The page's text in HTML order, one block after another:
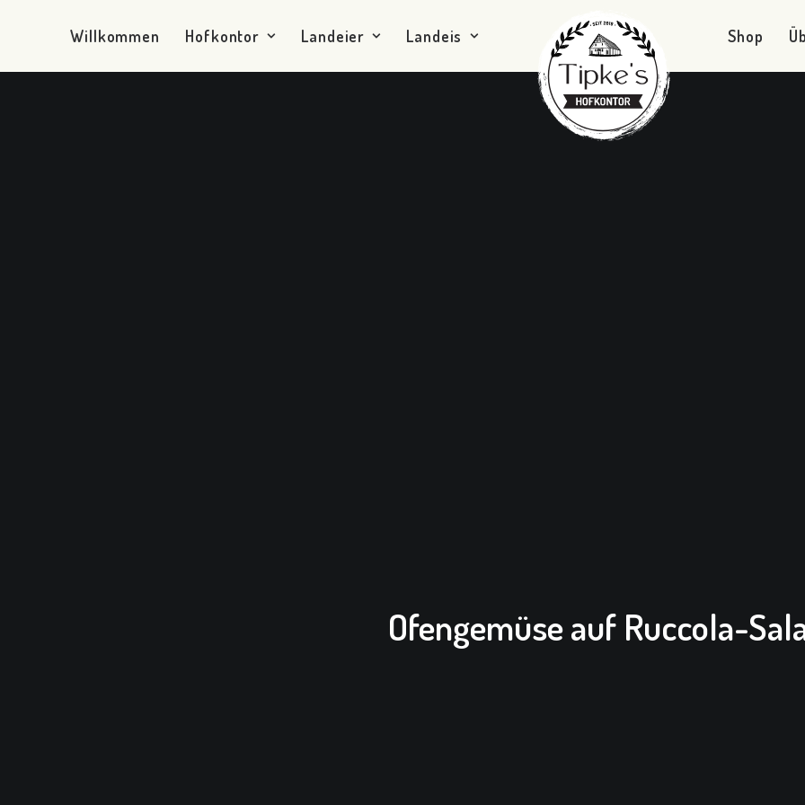
Willkommen Hofkontor Landeier Landeis Shop
Ofengemüse auf Ruccola-